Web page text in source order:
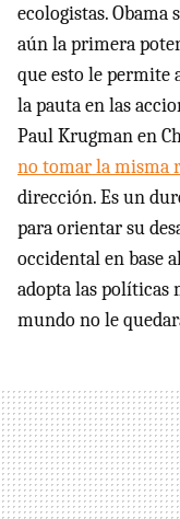
ecologistas. Obama
aún la primera
que esto le permite
la pauta en las
Paul Krugman en
no tomar la misma
dirección. Es un
para orientar su
occidental en base
adopta las políticas
mundo no le